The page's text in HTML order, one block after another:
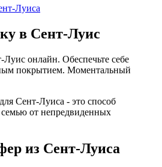
Луиса
в Сент-Луис
Луис онлайн. Обеспечьте себе
покрытием. Моментальный
Сент-Луиса - это способ
семью от непредвиденных
из Сент-Луиса